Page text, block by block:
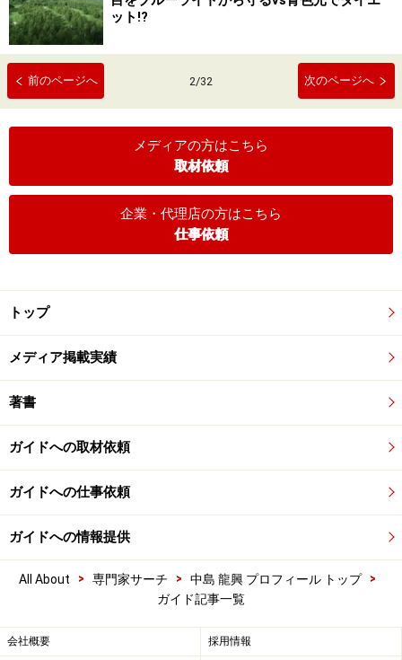
ット!?
前のページへ 2/32 次のページへ
メディアの方はこちら
取材依頼
企業・代理店の方はこちら
仕事依頼
トップ
メディア掲載実績
著書
ガイドへの取材依頼
ガイドへの仕事依頼
ガイドへの情報提供
All About > 専門家サーチ > 中島 龍興 プロフィール トップ
>
ガイド記事一覧
会社概要 採用情報